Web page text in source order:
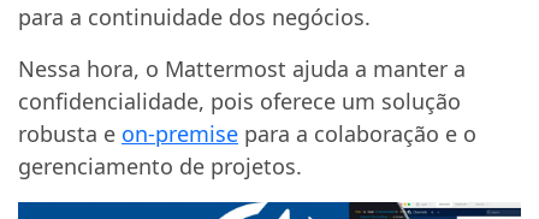
para a continuidade dos negócios.
Nessa hora, o Mattermost ajuda a manter a
confidencialidade, pois oferece um solução
robusta e on-premise para a colaboração e o
gerenciamento de projetos.